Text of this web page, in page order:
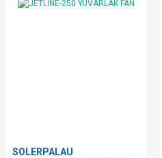
SOLERPALAU